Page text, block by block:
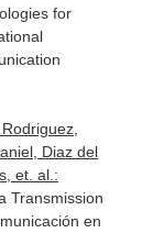
for
Diaz del
et. al.:
Transmission
en